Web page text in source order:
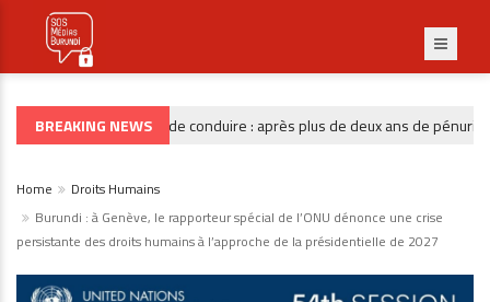
BREAKING NEWS
GOUVERNANCE Permis de conduire : après plus de deux ans de pénurie, la
Home
Droits Humains
Burundi : à Genève, le rapporteur spécial de l’ONU dénonce une crise
persistante des droits humains à l’approche de la présidentielle de 2027